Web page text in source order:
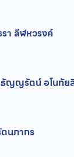
า ลีฬหวรงค์
ญญรัตน์ อโนทัย
นภากร